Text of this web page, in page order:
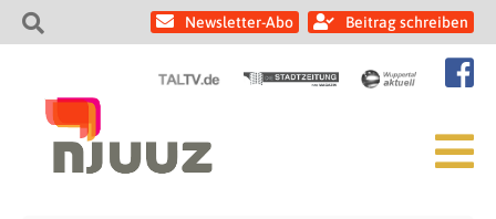
Newsletter-Abo Beitrag schreiben